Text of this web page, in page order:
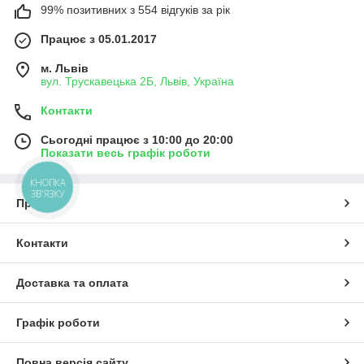
99% позитивних з 554 відгуків за рік
Працює з 05.01.2017
м. Львів
вул. Трускавецька 2Б, Львів, Україна
Контакти
Сьогодні працює з 10:00 до 20:00
Показати весь графік роботи
Про нас
Контакти
Доставка та оплата
Графік роботи
КНОПКА
ЗВ'ЯЗКУ